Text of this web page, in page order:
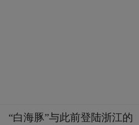
“白海豚”与此前登陆浙江的